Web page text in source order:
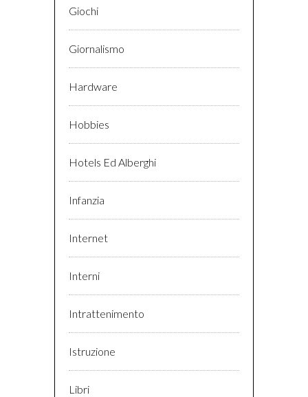
Giochi
Giornalismo
Hardware
Hobbies
Hotels Ed Alberghi
Infanzia
Internet
Interni
Intrattenimento
Istruzione
Libri